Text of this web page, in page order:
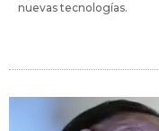
nuevas tecnologías.